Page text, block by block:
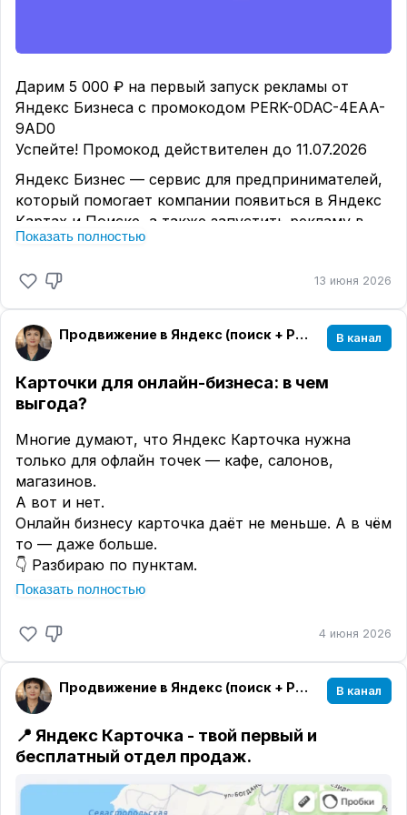
Дарим 5 000 ₽ на первый запуск рекламы от
Яндекс Бизнеса с промокодом PERK-0DAC-4EAA-
9AD0
Успейте! Промокод действителен до 11.07.2026
Яндекс Бизнес — сервис для предпринимателей,
который помогает компании появиться в Яндекс
Картах и Поиске, а также запустить рекламу в
интернете
автоматического запуска рекламы в интернете.
Предпринимателю не нужно нанимать
специалистов по рекламе и дизайнеров, Яндекс
Бизнес всё сделает сам
Просто добавьте компанию в Яндекс Бизнес — и
о вас узнает аудитория Карт и Поиска.
Заходи по ссылке
pname=of_id24622855
Как бесплатно появиться на Яндекс Картах и
Поиске есть Инструкция в МАХ канале только
для подписчиков канала.
Просто подпишись и забери инструкцию в
закрепе.
m-x.su/yandekskart2026 ( скопируй и вставь в
браузер)
Показать полностью
13 июня 2026
Продвижение в Яндекс (поиск + РСЯ + MAX + Telegram) В канал
Карточки для онлайн-бизнеса: в чем
выгода?
Многие думают, что Яндекс Карточка нужна
только для офлайн точек — кафе, салонов,
магазинов.
А вот и нет.
Онлайн бизнесу карточка даёт не меньше. А в чём
то — даже больше.
👇 Разбираю по пунктам.
________________________________________
На карточке можно собирать реальные отзывы
как активность.
Яндекс роботы видят: организация живая, с ней
взаимодействуют.
→ Карточку поднимают в рейтинге.
искусственного интеллекта.
Показать полностью
4 июня 2026
Продвижение в Яндекс (поиск + РСЯ + MAX + Telegram) В канал
📍 Яндекс Карточка - твой первый и
бесплатный отдел продаж.